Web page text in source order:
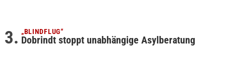
„BLINDFLUG“
Dobrindt stoppt unabhängige Asylberatung